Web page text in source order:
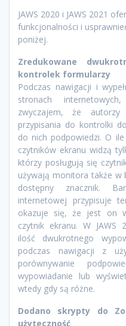
JAWS 2020 i JAWS 2021
funkcjonalności i
poniżej.
Zredukowane
kontrolek formularzy
Podczas nawigacji i
stronach
zwyczajem, że
przypisania do kontrolki
do nich podpowiedzi. O
czytników ekranu widzą
którzy posługują się
używają monitora także w
dostępny znacznik.
internetowej przypisuje
okazuje się, że jest on
czytnik ekranu. W JAWS
ilość dwukrotnego
podczas nawigacji z
porównywanie
wypowiadanie lub
wtedy gdy są różne.
Dodano skrypty do
użyteczność